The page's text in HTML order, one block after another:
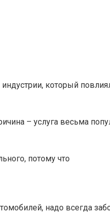
который
– услуга весьма
потому что
надо всегда